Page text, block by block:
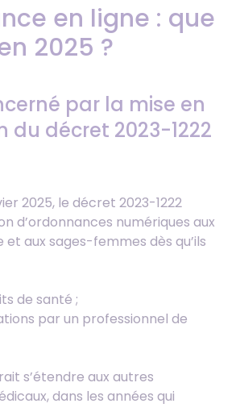
en ligne : que
2025 ?
par la mise en
du décret 2023-1222
2025, le décret 2023-1222
d’ordonnances numériques aux
et aux sages-femmes dès qu’ils
de santé ;
par un professionnel de
s’étendre aux autres
dans les années qui